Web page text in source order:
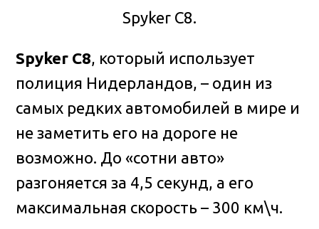
Spyker C8.
Spyker C8, который использует
полиция Нидерландов, – один из
самых редких автомобилей в мире и
не заметить его на дороге не
возможно. До «сотни авто»
разгоняется за 4,5 секунд, а его
максимальная скорость – 300 км\ч.